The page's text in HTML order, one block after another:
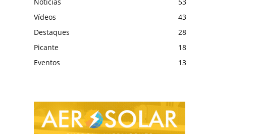
Noticias
53
Vídeos
43
Destaques
28
Picante
18
Eventos
13